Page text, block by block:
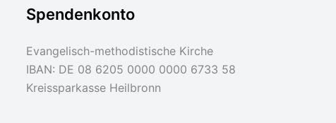
Spendenkonto
Evangelisch-methodistische Kirche
IBAN: DE 08 6205 0000 0000 6733 58
Kreissparkasse Heilbronn